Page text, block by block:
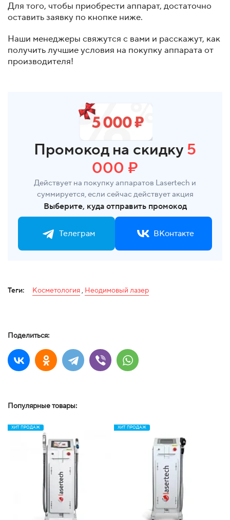
Для того, чтобы приобрести аппарат, достаточно
оставить заявку по кнопке ниже.
Наши менеджеры свяжутся с вами и расскажут, как
получить лучшие условия на покупку аппарата от
производителя!
Промокод на скидку 5
000 ₽
Действует на покупку аппаратов Lasertech и
суммируется, если сейчас действует акция
Выберите, куда отправить промокод
Телеграм ВКонтакте
Теги: Косметология, Неодимовый лазер
Поделиться:
Популярные товары:
ХИТ ПРОДАЖ ХИТ ПРОДАЖ